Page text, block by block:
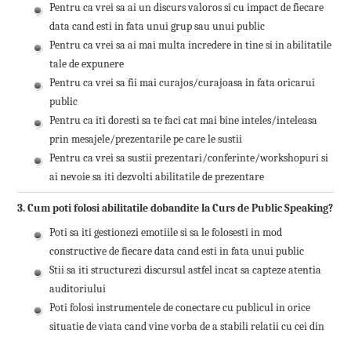
Pentru ca vrei sa ai un discurs valoros si cu impact de fiecare
data cand esti in fata unui grup sau unui public
Pentru ca vrei sa ai mai multa incredere in tine si in abilitatile
tale de expunere
Pentru ca vrei sa fii mai curajos/curajoasa in fata oricarui
public
Pentru ca iti doresti sa te faci cat mai bine inteles/inteleasa
prin mesajele/prezentarile pe care le sustii
Pentru ca vrei sa sustii prezentari/conferinte/workshopuri si
ai nevoie sa iti dezvolti abilitatile de prezentare
3. Cum poti folosi abilitatile dobandite la Curs de Public Speaking?
Poti sa iti gestionezi emotiile si sa le folosesti in mod
constructive de fiecare data cand esti in fata unui public
Stii sa iti structurezi discursul astfel incat sa capteze atentia
auditoriului
Poti folosi instrumentele de conectare cu publicul in orice
situatie de viata cand vine vorba de a stabili relatii cu cei din